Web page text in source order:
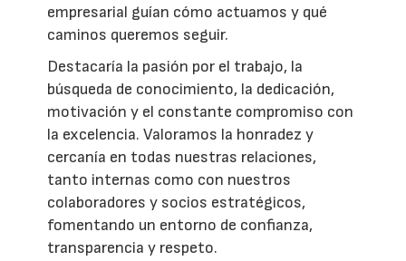
empresarial guían cómo actuamos y qué
caminos queremos seguir.
Destacaría la pasión por el trabajo, la
búsqueda de conocimiento, la dedicación,
motivación y el constante compromiso con
la excelencia. Valoramos la honradez y
cercanía en todas nuestras relaciones,
tanto internas como con nuestros
colaboradores y socios estratégicos,
fomentando un entorno de confianza,
transparencia y respeto.